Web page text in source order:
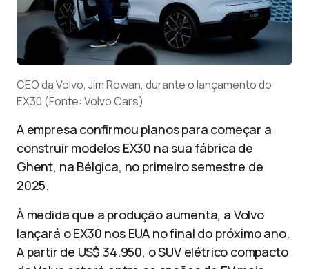
CEO da Volvo, Jim Rowan, durante o lançamento do
EX30 (Fonte: Volvo Cars)
A empresa confirmou planos para começar a
construir modelos EX30 na sua fábrica de
Ghent, na Bélgica, no primeiro semestre de
2025.
À medida que a produção aumenta, a Volvo
lançará o EX30 nos EUA no final do próximo ano.
A partir de US$ 34.950, o SUV elétrico compacto